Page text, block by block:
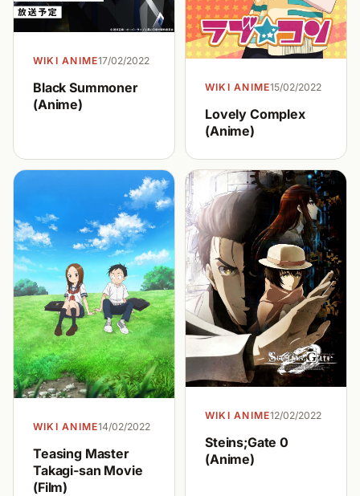
WIKI ANIME17/02/2022
Black Summoner
(Anime)
WIKI ANIME15/02/2022
Lovely Complex
(Anime)
WIKI ANIME14/02/2022
Teasing Master
Takagi-san Movie
(Film)
WIKI ANIME12/02/2022
Steins;Gate 0
(Anime)